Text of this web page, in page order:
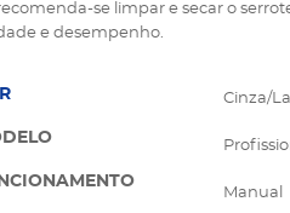
se limpar e secar o
e desempenho.
Cinza/
Manual